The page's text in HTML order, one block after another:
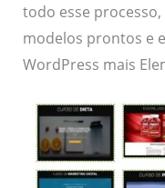
todo esse
modelos prontos e
WordPress mais